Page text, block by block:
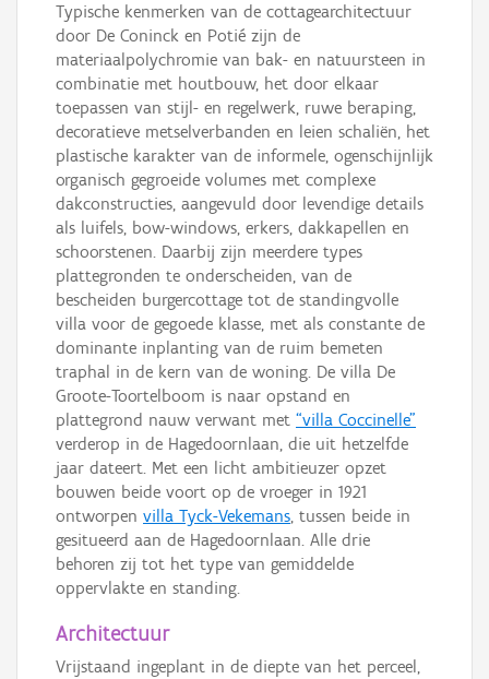
Typische kenmerken van de cottagearchitectuur
door De Coninck en Potié zijn de
materiaalpolychromie van bak- en natuursteen in
combinatie met houtbouw, het door elkaar
toepassen van stijl- en regelwerk, ruwe beraping,
decoratieve metselverbanden en leien schaliën, het
plastische karakter van de informele, ogenschijnlijk
organisch gegroeide volumes met complexe
dakconstructies, aangevuld door levendige details
als luifels, bow-windows, erkers, dakkapellen en
schoorstenen. Daarbij zijn meerdere types
plattegronden te onderscheiden, van de
bescheiden burgercottage tot de standingvolle
villa voor de gegoede klasse, met als constante de
dominante inplanting van de ruim bemeten
traphal in de kern van de woning. De villa De
Groote-Toortelboom is naar opstand en
plattegrond nauw verwant met “villa Coccinelle”
verderop in de Hagedoornlaan, die uit hetzelfde
jaar dateert. Met een licht ambitieuzer opzet
bouwen beide voort op de vroeger in 1921
ontworpen villa Tyck-Vekemans, tussen beide in
gesitueerd aan de Hagedoornlaan. Alle drie
behoren zij tot het type van gemiddelde
oppervlakte en standing.
Architectuur
Vrijstaand ingeplant in de diepte van het perceel,